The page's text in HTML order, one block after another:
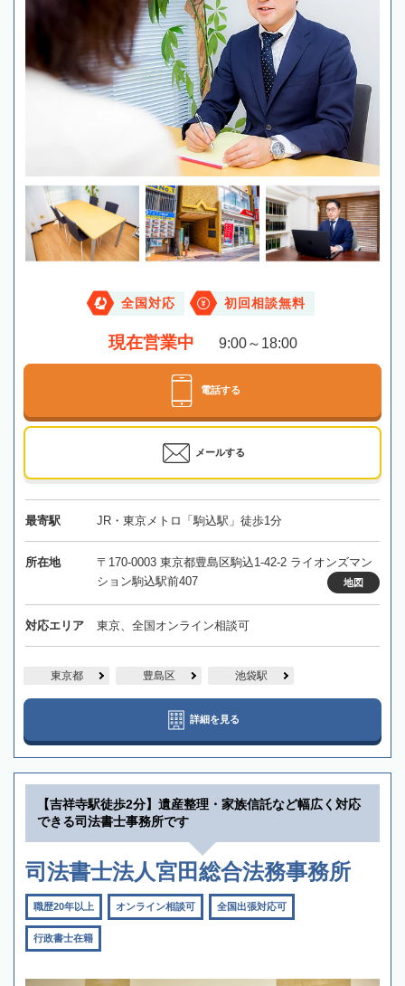
全国対応 初回相談無料
現在営業中 9:00～18:00
電話する
メールする
最寄駅 JR・東京メトロ「駒込駅」徒歩1分
所在地
〒170-0003 東京都豊島区駒込1-42-2 ライオンズマン
ション駒込駅前407
地図
対応エリア 東京、全国オンライン相談可
東京都 豊島区 池袋駅
詳細を見る
【吉祥寺駅徒歩2分】遺産整理・家族信託など幅広く対応
できる司法書士事務所です
司法書士法人宮田総合法務事務所
職歴20年以上 オンライン相談可 全国出張対応可
行政書士在籍